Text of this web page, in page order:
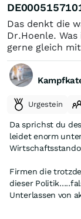
Das denkt die
Dr.Hoenle.
gerne gleich
Urgestein
Da sprichst du
leidet enorm
Firmen die
dieser Politik.....falsches Tun, Dulden von Reformstau und